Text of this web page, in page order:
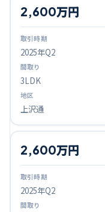
2025年Q2
2,600万円
3LDK
上沢通
2025年Q2
2,600万円